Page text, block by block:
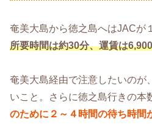
奄美大島から徳之島へはJACが
所要時間は約30分、運賃は
奄美大島経由で注意したいのが
いこと。さらに徳之島行きの本
のために２～４時間の待ち時間